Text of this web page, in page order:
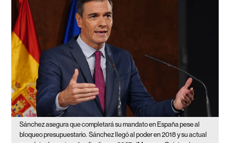
Sánchez asegura que completará su mandato en España pese al
bloqueo presupuestario. Sánchez llegó al poder en 2018 y su actual